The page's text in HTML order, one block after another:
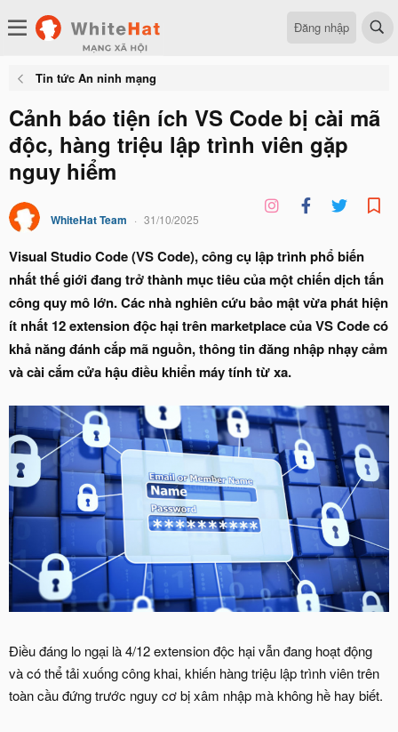
Đăng nhập
Tin tức An ninh mạng
Cảnh báo tiện ích VS Code bị cài mã
độc, hàng triệu lập trình viên gặp
nguy hiểm
WhiteHat Team 31/10/2025
Visual Studio Code (VS Code), công cụ lập trình phổ biến
nhất thế giới đang trở thành mục tiêu của một chiến dịch tấn
công quy mô lớn. Các nhà nghiên cứu bảo mật vừa phát hiện
ít nhất 12 extension độc hại trên marketplace của VS Code có
khả năng đánh cắp mã nguồn, thông tin đăng nhập nhạy cảm
và cài cắm cửa hậu điều khiển máy tính từ xa.
Điều đáng lo ngại là 4/12 extension độc hại vẫn đang hoạt động
và có thể tải xuống công khai, khiến hàng triệu lập trình viên trên
toàn cầu đứng trước nguy cơ bị xâm nhập mà không hề hay biết.